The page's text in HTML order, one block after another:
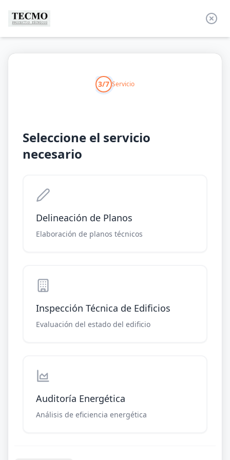
3/7 Servicio
Seleccione el servicio
necesario
Delineación de Planos
Elaboración de planos técnicos
Inspección Técnica de Edificios
Evaluación del estado del edificio
Auditoría Energética
Análisis de eficiencia energética